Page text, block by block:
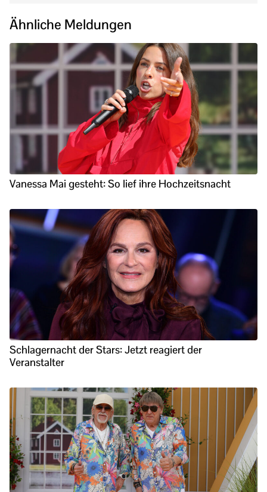
Ähnliche Meldungen
Vanessa Mai gesteht: So lief ihre Hochzeitsnacht
Schlagernacht der Stars: Jetzt reagiert der
Veranstalter